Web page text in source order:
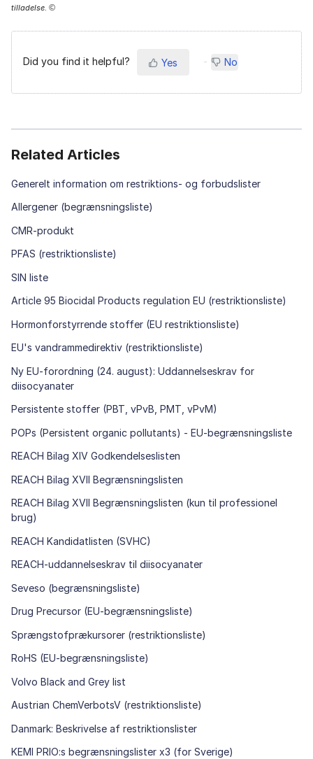
tilladelse. ©
Did you find it helpful? Yes No
Related Articles
Generelt information om restriktions- og forbudslister
Allergener (begrænsningsliste)
CMR-produkt
PFAS (restriktionsliste)
SIN liste
Article 95 Biocidal Products regulation EU (restriktionsliste)
Hormonforstyrrende stoffer (EU restriktionsliste)
EU's vandrammedirektiv (restriktionsliste)
Ny EU-forordning (24. august): Uddannelseskrav for
diisocyanater
Persistente stoffer (PBT, vPvB, PMT, vPvM)
POPs (Persistent organic pollutants) - EU-begrænsningsliste
REACH Bilag XIV Godkendelseslisten
REACH Bilag XVII Begrænsningslisten
REACH Bilag XVII Begrænsningslisten (kun til professionel
brug)
REACH Kandidatlisten (SVHC)
REACH-uddannelseskrav til diisocyanater
Seveso (begrænsningsliste)
Drug Precursor (EU-begrænsningsliste)
Sprængstofprækursorer (restriktionsliste)
RoHS (EU-begrænsningsliste)
Volvo Black and Grey list
Austrian ChemVerbotsV (restriktionsliste)
Danmark: Beskrivelse af restriktionslister
KEMI PRIO:s begrænsningslister x3 (for Sverige)